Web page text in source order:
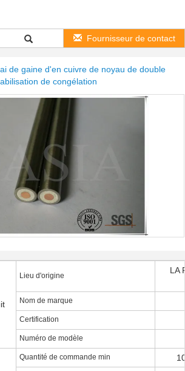
Fournisseur de contact
de gaine d'en cuivre de noyau de double
de congélation
Lieu d'origine
LA
Nom de marque
Certification
Numéro de modèle
Quantité de commande min